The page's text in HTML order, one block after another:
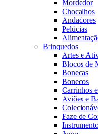
Mordedor
Chocalhos
Andadores
Pelúcias
Brinquedos
Artes e
Blocos de
Bonecas
Bonecos
Carrinhos
Aviões e
Faze de